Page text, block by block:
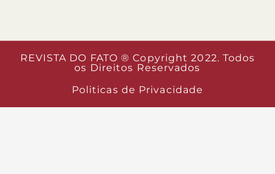
REVISTA DO FATO ® Copyright 2022. Todos
os Direitos Reservados
Politicas de Privacidade